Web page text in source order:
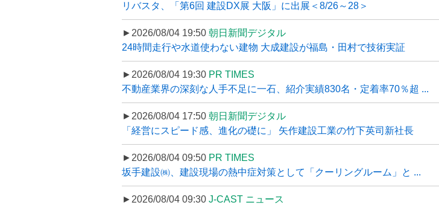
リバスタ、「第6回 建設DX展 大阪」に出展＜8/26～28＞
►2026/08/04 19:50 朝日新聞デジタル
24時間走行や水道使わない建物 大成建設が福島・田村で技術実証
►2026/08/04 19:30 PR TIMES
不動産業界の深刻な人手不足に一石、紹介実績830名・定着率70％超 ...
►2026/08/04 17:50 朝日新聞デジタル
「経営にスピード感、進化の礎に」 矢作建設工業の竹下英司新社長
►2026/08/04 09:50 PR TIMES
坂手建設㈱、建設現場の熱中症対策として「クーリングルーム」と ...
►2026/08/04 09:30 J-CAST ニュース